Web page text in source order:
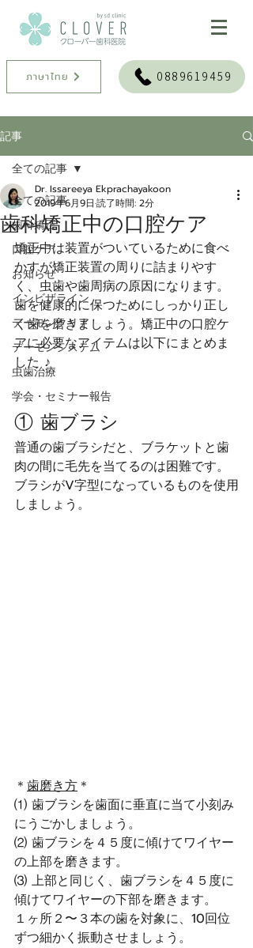
ภาษาไทย 0889619459
記事
全ての記事
歯科矯正
口腔ケア
お知らせ
インビザライン
デーモンクリア
デーモンシステム
虫歯治療
学会・セミナー報告
全ての記事
歯科矯正中の口腔ケア
Dr. Issareeya Ekprachayakoon
2019年6月9日 読了時間: 2分
矯正中は装置がついているために食べ
かすが矯正装置の周りに詰まりやす
く、虫歯や歯周病の原因になります。
歯を健康的に保つためにしっかり正し
く歯を磨きましょう。矯正中の口腔ケ
アに必要なアイテムは以下にまとめま
した ♪
① 歯ブラシ
普通の歯ブラシだと、ブラケットと歯
肉の間に毛先を当てるのは困難です。
ブラシがV字型になっているものを使用
しましょう。
＊ 歯磨き方 ＊
⑴ 歯ブラシを歯面に垂直に当て小刻み
にうごかしましょう。
⑵ 歯ブラシを４５度に傾けてワイヤー
の上部を磨きます。
⑶ 上部と同じく、歯ブラシを４５度に
傾けてワイヤーの下部を磨きます。
１ヶ所２〜３本の歯を対象に、10回位
ずつ細かく振動させましょう。